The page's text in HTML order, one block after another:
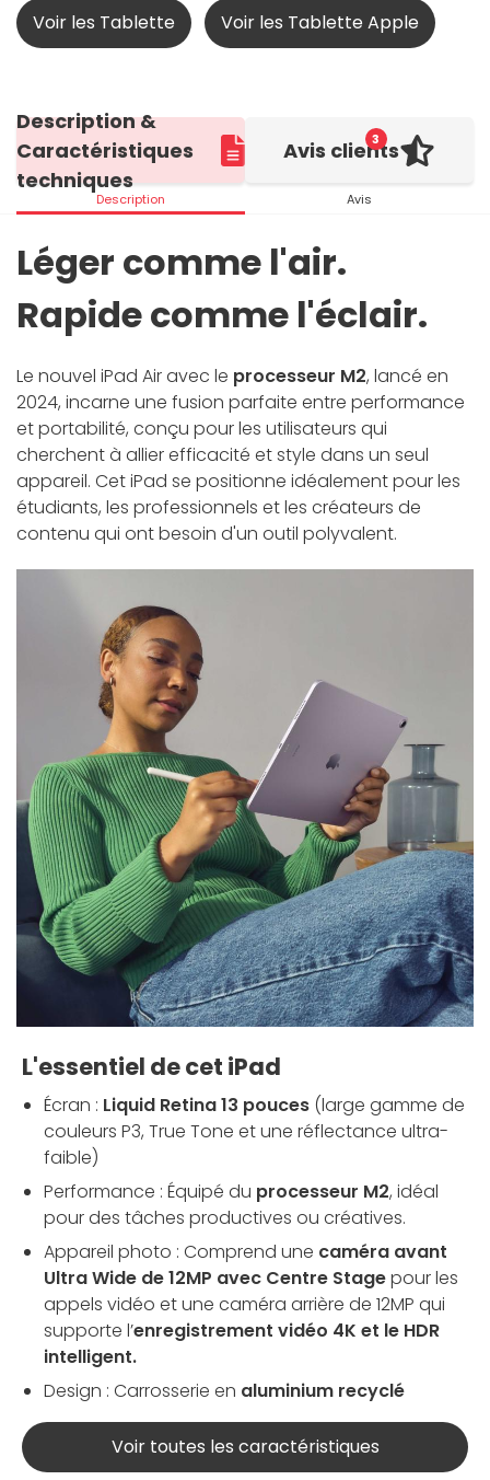
Voir les Tablette Voir les Tablette Apple
Description &
Caractéristiques
techniques
Description
3
Avis clients
Avis
Léger comme l'air.
Rapide comme l'éclair.
Le nouvel iPad Air avec le processeur M2, lancé en
2024, incarne une fusion parfaite entre performance
et portabilité, conçu pour les utilisateurs qui
cherchent à allier efficacité et style dans un seul
appareil. Cet iPad se positionne idéalement pour les
étudiants, les professionnels et les créateurs de
contenu qui ont besoin d'un outil polyvalent.
L'essentiel de cet iPad
Écran : Liquid Retina 13 pouces (large gamme de
couleurs P3, True Tone et une réflectance ultra-
faible)
Performance : Équipé du processeur M2, idéal
pour des tâches productives ou créatives.
Appareil photo : Comprend une caméra avant
Ultra Wide de 12MP avec Centre Stagepour les
appels vidéo et une caméra arrière de 12MP qui
supporte l’enregistrement vidéo 4K et le HDR
intelligent.
Design : Carrosserie en aluminium recyclé
Voir toutes les caractéristiques